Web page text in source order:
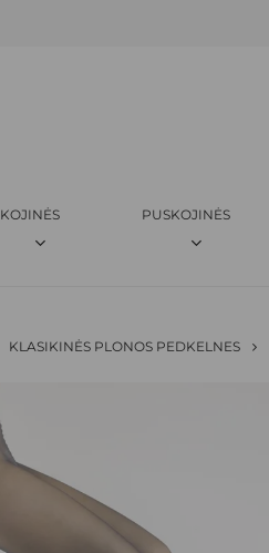
KOJINĖS PUSKOJINĖS
KLASIKINĖS PLONOS PEDKELNES